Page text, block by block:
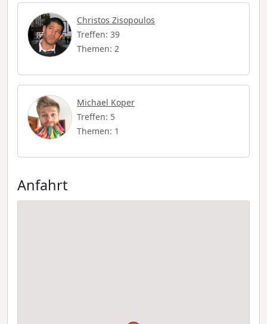
Christos Zisopoulos
Treffen: 39
Themen: 2
Michael Koper
Treffen: 5
Themen: 1
Anfahrt